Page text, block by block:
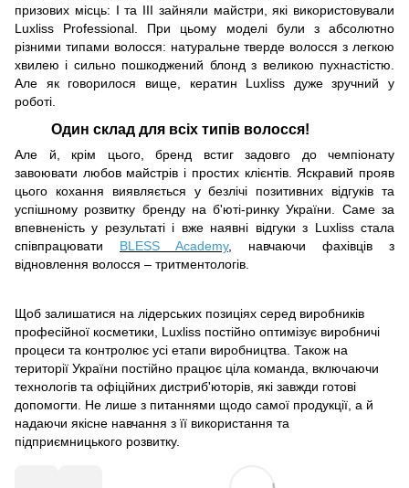
призових місць: І та ІІІ зайняли майстри, які використовували
Luxliss Professional. При цьому моделі були з абсолютно
різними типами волосся: натуральне тверде волосся з легкою
хвилею і сильно пошкоджений блонд з великою пухнастістю.
Але як говорилося вище, кератин Luxliss дуже зручний у
роботі.
Один склад для всіх типів волосся!
Але й, крім цього, бренд встиг задовго до чемпіонату
завоювати любов майстрів і простих клієнтів. Яскравий прояв
цього кохання виявляється у безлічі позитивних відгуків та
успішному розвитку бренду на б'юті-ринку України. Саме за
впевненість у результаті і вже наявні відгуки з Luxliss стала
співпрацювати BLESS Academy, навчаючи фахівців з
відновлення волосся – тритментологів.
Щоб залишатися на лідерських позиціях серед виробників
професійної косметики, Luxliss постійно оптимізує виробничі
процеси та контролює усі етапи виробництва. Також на
території України постійно працює ціла команда, включаючи
технологів та офіційних дистриб'юторів, які завжди готові
допомогти. Не лише з питаннями щодо самої продукції, а й
надаючи якісне навчання з її використання та
підприємницького розвитку.